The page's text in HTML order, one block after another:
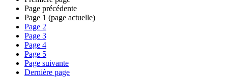
Page précédente
Page 1 (page actuelle)
Page 2
Page 3
Page 4
Page 5
Page suivante
Dernière page